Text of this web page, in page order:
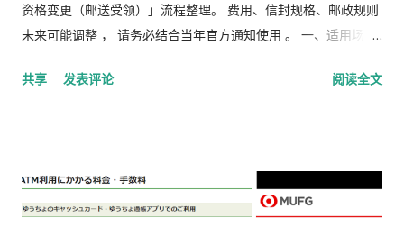
资格变更（邮送受领）」流程整理。 费用、信封规格、邮政规则
未来可能调整 ， 请务必结合当年官方通知使用 。 一、适用场景
完了，请邮寄材料 」的邮件 选择 邮送方式领取新在留卡 需要自
载 PDF（不是费用说明页） 👉
https://www.moj.go.jp/isa/content/930002833.pdf 打印后
共享 发表评论 阅读全文